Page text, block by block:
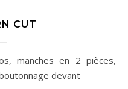
CUT
devant